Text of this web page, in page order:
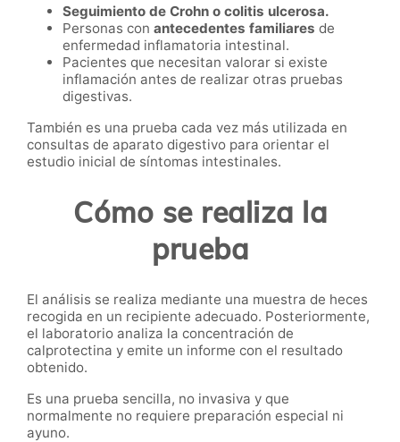
Seguimiento de Crohn o colitis ulcerosa.
Personas con antecedentes familiares de
enfermedad inflamatoria intestinal.
Pacientes que necesitan valorar si existe
inflamación antes de realizar otras pruebas
digestivas.
También es una prueba cada vez más utilizada en
consultas de aparato digestivo para orientar el
estudio inicial de síntomas intestinales.
Cómo se realiza la
prueba
El análisis se realiza mediante una muestra de heces
recogida en un recipiente adecuado. Posteriormente,
el laboratorio analiza la concentración de
calprotectina y emite un informe con el resultado
obtenido.
Es una prueba sencilla, no invasiva y que
normalmente no requiere preparación especial ni
ayuno.